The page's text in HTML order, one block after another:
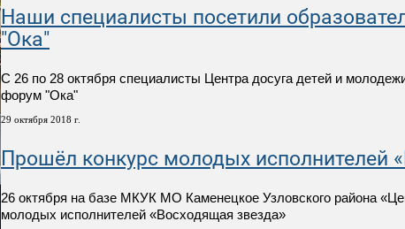
Наши специалисты посетили
"Ока"
С 26 по 28 октября специалисты Центра досуга детей и
форум "Ока"
29 октября 2018 г.
Прошёл конкурс молодых исполнителей
26 октября на базе МКУК МО Каменецкое Узловского района
молодых исполнителей «Восходящая звезда»